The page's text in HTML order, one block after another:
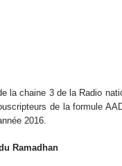
la chaine 3 de la Radio
de la formule
2016.
Ramadhan